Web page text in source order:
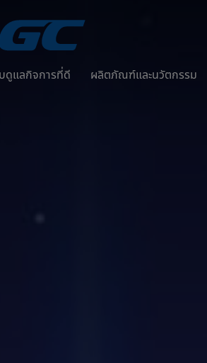
ดูแลกิจการที่ดี ผลิตภัณฑ์และนวัตกรรม